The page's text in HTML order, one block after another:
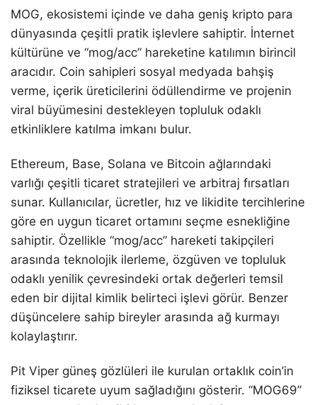
MOG, ekosistemi içinde ve daha geniş kripto para
dünyasında çeşitli pratik işlevlere sahiptir. İnternet
kültürüne ve “mog/acc” hareketine katılımın birincil
aracıdır. Coin sahipleri sosyal medyada bahşiş
verme, içerik üreticilerini ödüllendirme ve projenin
viral büyümesini destekleyen topluluk odaklı
etkinliklere katılma imkanı bulur.
Ethereum, Base, Solana ve Bitcoin ağlarındaki
varlığı çeşitli ticaret stratejileri ve arbitraj fırsatları
sunar. Kullanıcılar, ücretler, hız ve likidite tercihlerine
göre en uygun ticaret ortamını seçme esnekliğine
sahiptir. Özellikle “mog/acc” hareketi takipçileri
arasında teknolojik ilerleme, özgüven ve topluluk
odaklı yenilik çevresindeki ortak değerleri temsil
eden bir dijital kimlik belirteci işlevi görür. Benzer
düşüncelere sahip bireyler arasında ağ kurmayı
kolaylaştırır.
Pit Viper güneş gözlüleri ile kurulan ortaklık coin’in
fiziksel ticarete uyum sağladığını gösterir. “MOG69”